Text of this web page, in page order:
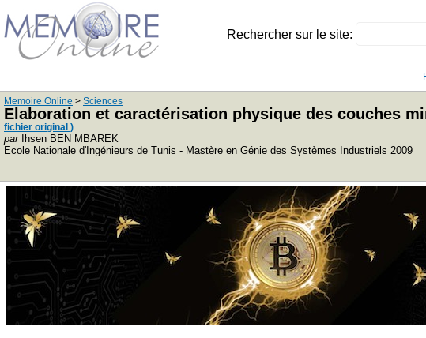
Rechercher sur le site:
Memoire Online > Sciences
Elaboration et caractérisation physique des couches
fichier original )
parIhsen BEN MBAREK
Ecole Nationale d'Ingénieurs de Tunis - Mastère en Génie des Systèmes Industriels 2009